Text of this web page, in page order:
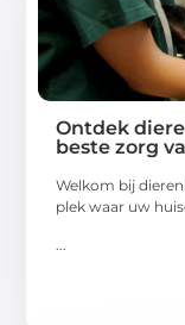
Ontdek
beste zorg
Welkom bij
plek waar uw
...